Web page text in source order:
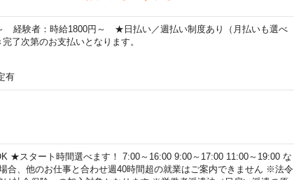
経験者：時給1800円～ ★日払い／週払い制度あり（月払いも選べ
了次第のお支払いとなります。
有
★スタート時間選べます！ 7:00～16:00 9:00～17:00 11:00～19:00 な
合、他のお仕事と合わせ週40時間超の就業はご案内できません ※法令